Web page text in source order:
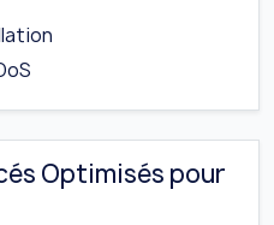
Optimisés pour